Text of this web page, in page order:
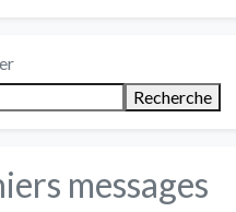
Recherche
messages